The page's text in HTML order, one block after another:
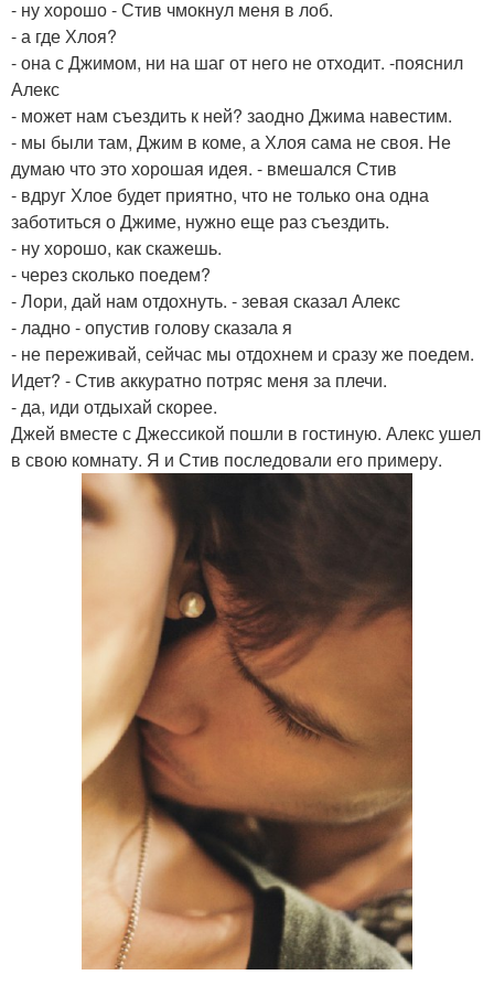
- ну хорошо - Стив чмокнул меня в лоб.
- а где Хлоя?
- она с Джимом, ни на шаг от него не отходит. -пояснил
Алекс
- может нам съездить к ней? заодно Джима навестим.
- мы были там, Джим в коме, а Хлоя сама не своя. Не
думаю что это хорошая идея. - вмешался Стив
- вдруг Хлое будет приятно, что не только она одна
заботиться о Джиме, нужно еще раз съездить.
- ну хорошо, как скажешь.
- через сколько поедем?
- Лори, дай нам отдохнуть. - зевая сказал Алекс
- ладно - опустив голову сказала я
- не переживай, сейчас мы отдохнем и сразу же поедем.
Идет? - Стив аккуратно потряс меня за плечи.
- да, иди отдыхай скорее.
Джей вместе с Джессикой пошли в гостиную. Алекс ушел
в свою комнату. Я и Стив последовали его примеру.